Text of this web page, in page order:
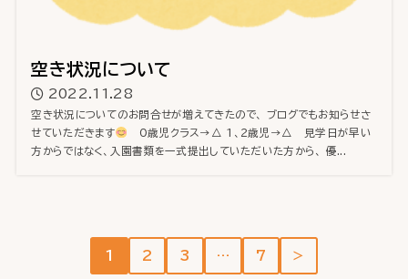
空き状況について
2022.11.28
空き状況についてのお問合せが増えてきたので、 ブログでもお知らせさ
せていただきます
0歳児クラス→△ 1、2歳児→△ 見学日が早い
方からではなく、入園書類を一式提出していただいた方から、 優...
1 2 3 … 7 ＞